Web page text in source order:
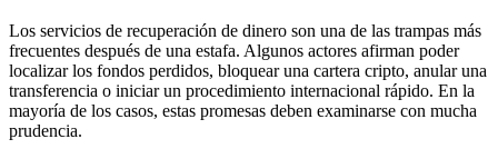
Los servicios de recuperación de dinero son una de las trampas más
frecuentes después de una estafa. Algunos actores afirman poder
localizar los fondos perdidos, bloquear una cartera cripto, anular una
transferencia o iniciar un procedimiento internacional rápido. En la
mayoría de los casos, estas promesas deben examinarse con mucha
prudencia.